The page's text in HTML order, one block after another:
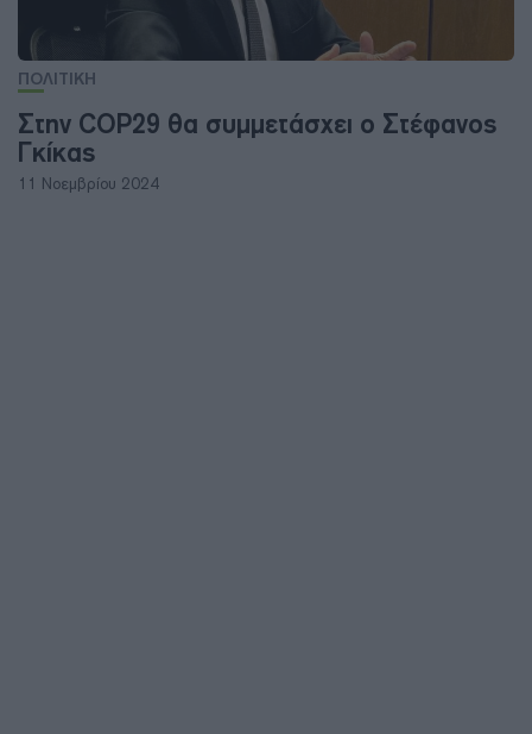
ΠΟΛΙΤΙΚΗ
Στην COP29 θα συμμετάσχει ο Στέφανος
Γκίκας
11 Νοεμβρίου 2024